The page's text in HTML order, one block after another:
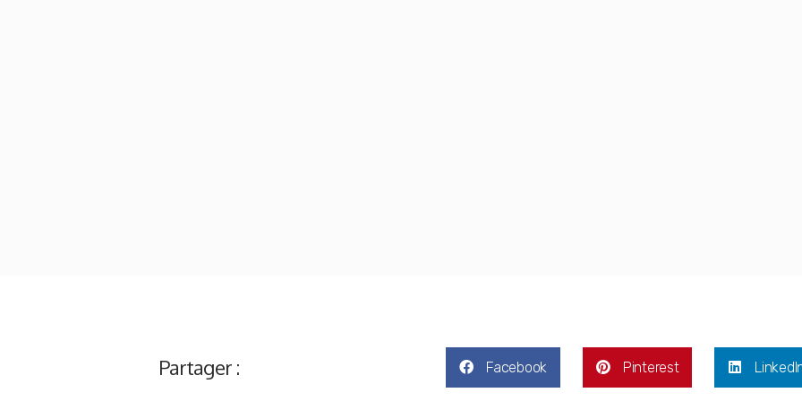
Partager : Facebook Pinterest